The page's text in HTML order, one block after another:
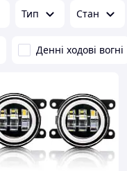
Тип Стан
Денні ходові вогні